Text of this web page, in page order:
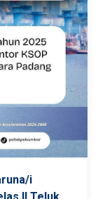
i